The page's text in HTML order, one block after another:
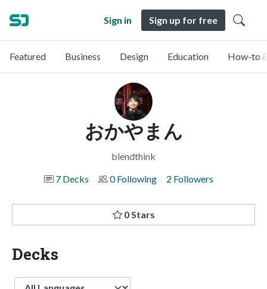
Sign in Sign up for free
Featured Business Design Education How-to
おかやまん
blendthink
7 Decks
0 Following 2 Followers
0 Stars
Decks
Language